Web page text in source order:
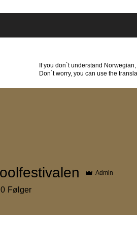
- 1. AUGUST
If you don`t understand
Don`t worry, you can use the
LIVERPOOL FESTIVAL
Admin
0 Følger